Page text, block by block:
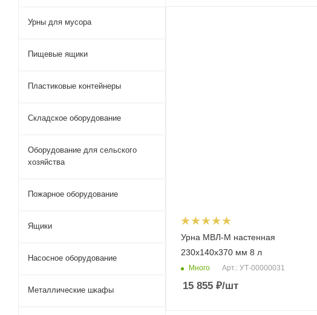
Урна МВЛ-М настенная
230х140х370 мм 8 л
Много Арт.: УТ-00000031
15 855 ₽/шт
Урны для мусора
Пищевые ящики
Пластиковые контейнеры
Складское оборудование
Оборудование для сельского
хозяйства
Пожарное оборудование
Ящики
Насосное оборудование
Металлические шкафы